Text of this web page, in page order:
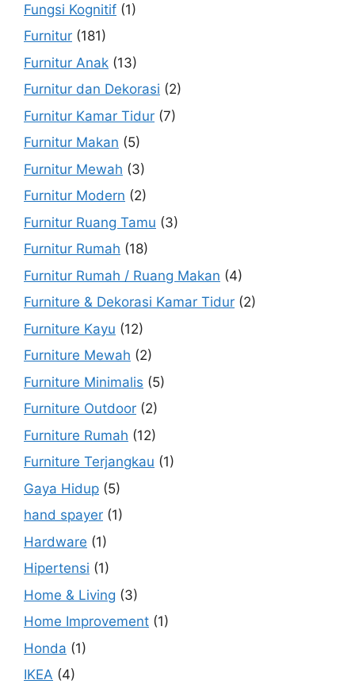
Fungsi Kognitif (1)
Furnitur (181)
Furnitur Anak (13)
Furnitur dan Dekorasi (2)
Furnitur Kamar Tidur (7)
Furnitur Makan (5)
Furnitur Mewah (3)
Furnitur Modern (2)
Furnitur Ruang Tamu (3)
Furnitur Rumah (18)
Furnitur Rumah / Ruang Makan (4)
Furniture & Dekorasi Kamar Tidur (2)
Furniture Kayu (12)
Furniture Mewah (2)
Furniture Minimalis (5)
Furniture Outdoor (2)
Furniture Rumah (12)
Furniture Terjangkau (1)
Gaya Hidup (5)
hand spayer (1)
Hardware (1)
Hipertensi (1)
Home & Living (3)
Home Improvement (1)
Honda (1)
IKEA (4)